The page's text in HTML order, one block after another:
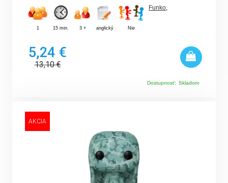
1 15 min. 3 + anglický Nie
Funko,
5,24 €
13,10€
Dostupnosť: Skladom
AKCIA